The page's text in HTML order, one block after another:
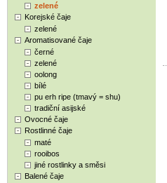
zelené
Korejské čaje
zelené
Aromatisované čaje
černé
zelené
oolong
bílé
pu erh ripe (tmavý = shu)
tradiční asijské
Ovocné čaje
Rostlinné čaje
maté
rooibos
jiné rostlinky a směsi
Balené čaje